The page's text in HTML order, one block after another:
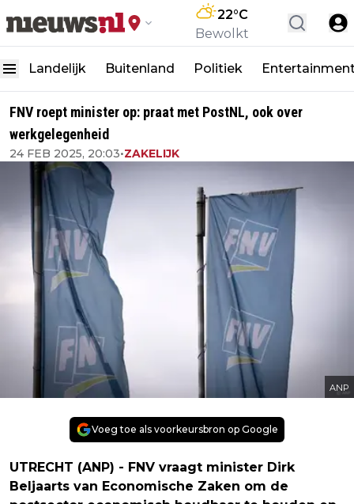
22°C
Bewolkt
Landelijk Buitenland Politiek
FNV roept minister op: praat met PostNL, ook over
werkgelegenheid
24 FEB 2025, 20:03•ZAKELIJK
ANP
Voeg toe als voorkeursbron op Google
UTRECHT (ANP) - FNV vraagt minister Dirk
Beljaarts van Economische Zaken om de